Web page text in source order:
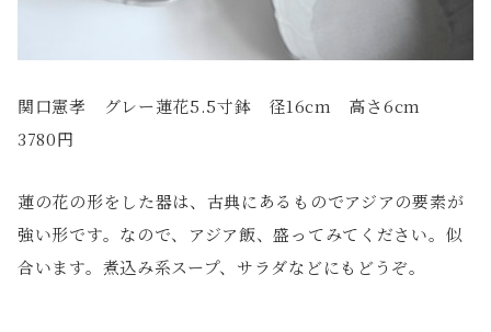
関口憲孝 グレー蓮花5.5寸鉢 径16cm 高さ6cm
3780円
蓮の花の形をした器は、古典にあるものでアジアの要素が
強い形です。なので、アジア飯、盛ってみてください。似
合います。煮込み系スープ、サラダなどにもどうぞ。